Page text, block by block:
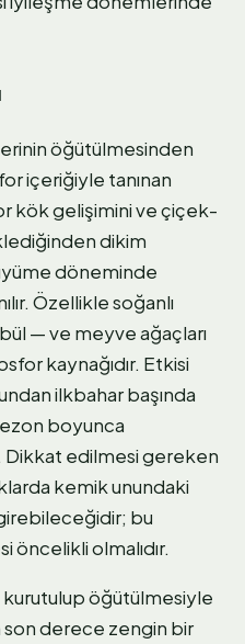
öğütülmesinden
içeriğiyle tanınan
kök gelişimini ve çiçek-
dikim
döneminde
Özellikle soğanlı
— ve meyve ağaçları
kaynağıdır. Etkisi
ilkbahar başında
boyunca
Dikkat edilmesi gereken
kemik unundaki
bu
öncelikli olmalıdır.
kurutulup öğütülmesiyle
son derece zengin bir